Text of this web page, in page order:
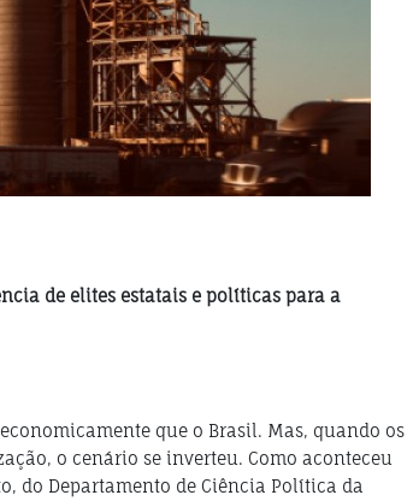
de elites estatais e políticas para a
que o Brasil. Mas, quando os
o cenário se inverteu. Como aconteceu
do Departamento de Ciência Política da